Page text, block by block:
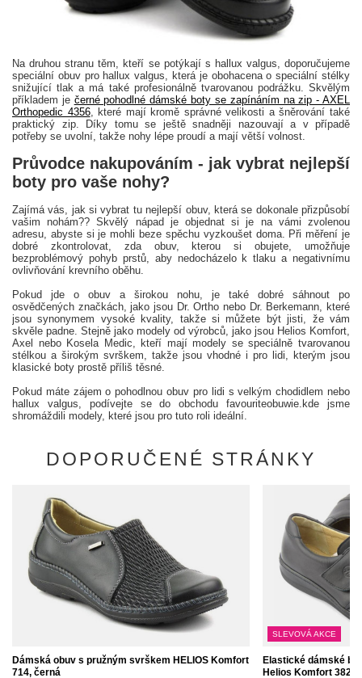
Na druhou stranu těm, kteří se potýkají s hallux valgus, doporučujeme
speciální obuv pro hallux valgus, která je obohacena o speciální stélky
snižující tlak a má také profesionálně tvarovanou podrážku. Skvělým
příkladem je černé pohodlné dámské boty se zapínáním na zip - AXEL
Orthopedic 4356, které mají kromě správné velikosti a šněrování také
praktický zip. Díky tomu se ještě snadněji nazouvají a v případě
potřeby se uvolní, takže nohy lépe proudí a mají větší volnost.
Průvodce nakupováním - jak vybrat nejlepší
boty pro vaše nohy?
Zajímá vás, jak si vybrat tu nejlepší obuv, která se dokonale přizpůsobí
vašim nohám?? Skvělý nápad je objednat si je na vámi zvolenou
adresu, abyste si je mohli beze spěchu vyzkoušet doma. Při měření je
dobré zkontrolovat, zda obuv, kterou si obujete, umožňuje
bezproblémový pohyb prstů, aby nedocházelo k tlaku a negativnímu
ovlivňování krevního oběhu.
Pokud jde o obuv a širokou nohu, je také dobré sáhnout po
osvědčených značkách, jako jsou Dr. Ortho nebo Dr. Berkemann, které
jsou synonymem vysoké kvality, takže si můžete být jisti, že vám
skvěle padne. Stejně jako modely od výrobců, jako jsou Helios Komfort,
Axel nebo Kosela Medic, kteří mají modely se speciálně tvarovanou
stélkou a širokým svrškem, takže jsou vhodné i pro lidi, kterým jsou
klasické boty prostě příliš těsné.
Pokud máte zájem o pohodlnou obuv pro lidi s velkým chodidlem nebo
hallux valgus, podívejte se do obchodu favouriteobuwie.kde jsme
shromáždili modely, které jsou pro tuto roli ideální.
DOPORUČENÉ STRÁNKY
Dámská obuv s pružným svrškem HELIOS Komfort
714, černá
SLEVOVÁ AKCE
Elastické dámské
Helios Komfort 382,